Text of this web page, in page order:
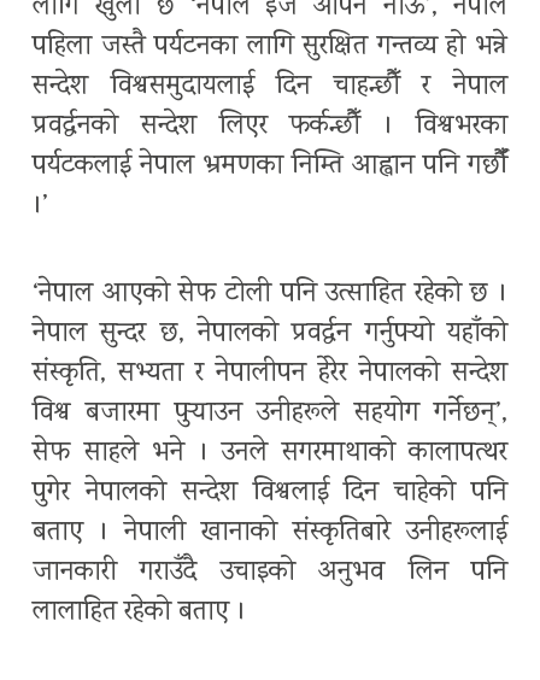
पहिला जस्तै पर्यटनका लागि सुरक्षित गन्तव्य हो भन्ने
सन्देश विश्वसमुदायलाई दिन चाहन्छौँ र नेपाल
प्रवर्द्धनको सन्देश लिएर फर्कन्छौँ । विश्वभरका
पर्यटकलाई नेपाल भ्रमणका निम्ति आह्वान पनि गर्छौँ
।’
‘नेपाल आएको सेफ टोली पनि उत्साहित रहेको छ ।
नेपाल सुन्दर छ, नेपालको प्रवर्द्वन गर्नुपर्‍यो यहाँको
संस्कृति, सभ्यता र नेपालीपन हेरेर नेपालको सन्देश
विश्व बजारमा पुर्‍याउन उनीहरूले सहयोग गर्नेछन्’,
सेफ साहले भने । उनले सगरमाथाको कालापत्थर
पुगेर नेपालको सन्देश विश्वलाई दिन चाहेको पनि
बताए । नेपाली खानाको संस्कृतिबारे उनीहरूलाई
जानकारी गराउँदै उचाइको अनुभव लिन पनि
लालाहित रहेको बताए ।